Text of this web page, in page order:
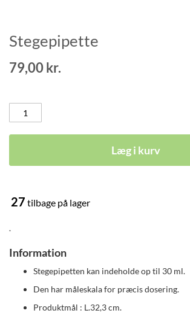
Gå
til
starten
af
Stegepipette
79,00 kr.
Læg i kurv
27 tilbage på lager
.
Information
Stegepipetten kan indeholde op til 30 ml.
Den har måleskala for præcis dosering.
Produktmål : L.32,3 cm.